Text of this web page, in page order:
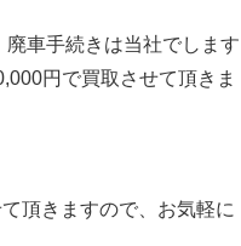
車手続きは当社でします
円で買取させて頂きま
て頂きますので、お気軽に